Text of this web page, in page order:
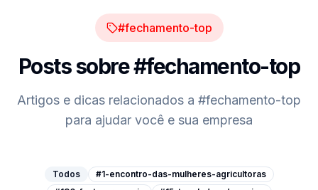
#fechamento-top
Posts sobre#fechamento-top
Artigos e dicas relacionados a #fechamento-top
para ajudar você e sua empresa
Todos
#1-encontro-das-mulheres-agricultoras